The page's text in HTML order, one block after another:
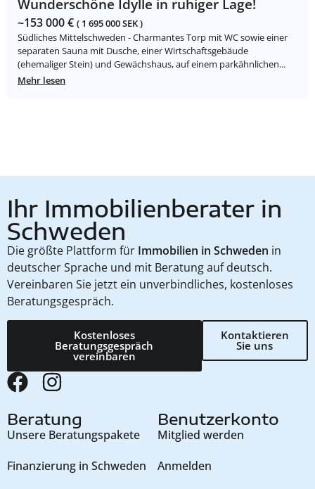
Wunderschöne Idylle in ruhiger Lage!
~153 000 € ( 1 695 000 SEK )
Südliches Mittelschweden - Charmantes Torp mit WC sowie einer
separaten Sauna mit Dusche, einer Wirtschaftsgebäude
(ehemaliger Stein) und Gewächshaus, auf einem parkähnlichen...
Mehr lesen
Ihr Immobilienberater in
Schweden
Die größte Plattform für Immobilien in Schweden in
deutscher Sprache und mit Beratung auf deutsch.
Vereinbaren Sie jetzt ein unverbindliches, kostenloses
Beratungsgespräch.
Kostenloses
Beratungsgespräch
vereinbaren
Kontaktieren
Sie uns
Beratung
Unsere Beratungspakete
Finanzierung in Schweden
Benutzerkonto
Mitglied werden
Anmelden